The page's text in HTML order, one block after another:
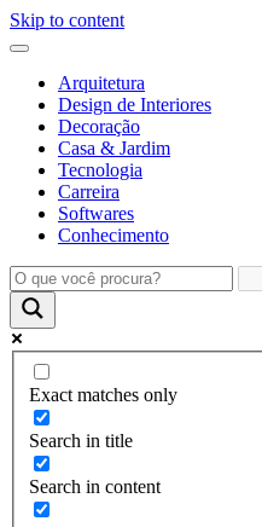
Skip to content
Arquitetura
Design de Interiores
Decoração
Casa & Jardim
Tecnologia
Carreira
Softwares
Conhecimento
Exact matches only
Search in title
Search in content